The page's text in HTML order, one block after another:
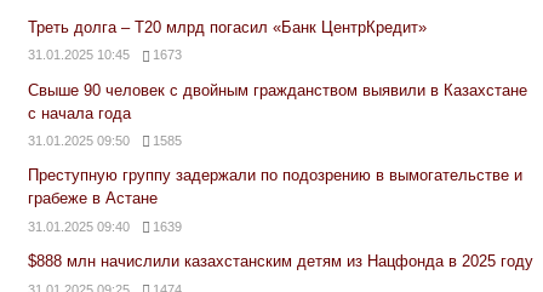
Треть долга – Т20 млрд погасил «Банк ЦентрКредит»
31.01.2025 10:45 1673
Свыше 90 человек с двойным гражданством выявили в Казахстане
с начала года
31.01.2025 09:50 1585
Преступную группу задержали по подозрению в вымогательстве и
грабеже в Астане
31.01.2025 09:40 1639
$888 млн начислили казахстанским детям из Нацфонда в 2025 году
31.01.2025 09:25 1474